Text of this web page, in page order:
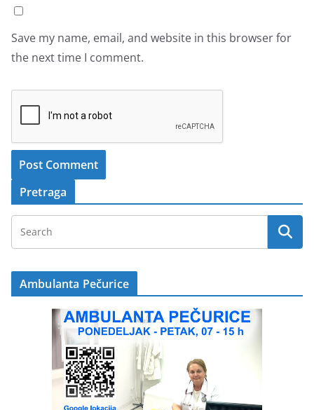
Save my name, email, and website in this browser for
the next time I comment.
Pretraga
Ambulanta Pečurice